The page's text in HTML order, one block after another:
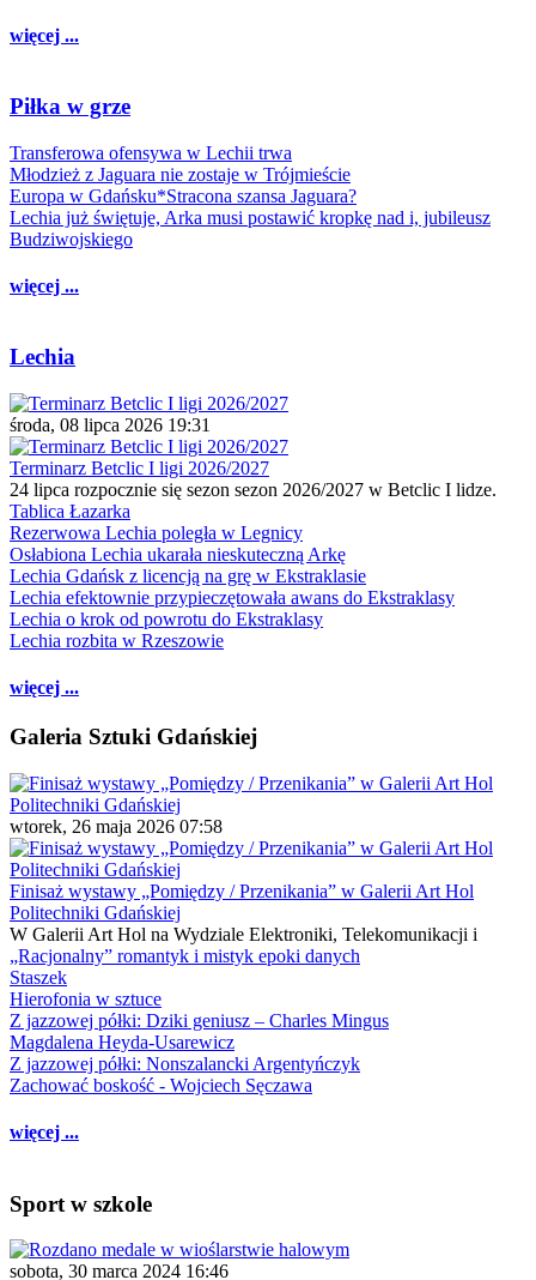
więcej ...
Piłka w grze
Transferowa ofensywa w Lechii trwa
Młodzież z Jaguara nie zostaje w Trójmieście
Europa w Gdańsku*Stracona szansa Jaguara?
Lechia już świętuje, Arka musi postawić kropkę nad i, jubileusz
Budziwojskiego
więcej ...
Lechia
środa, 08 lipca 2026 19:31
Terminarz Betclic I ligi 2026/2027
24 lipca rozpocznie się sezon sezon 2026/2027 w Betclic I lidze.
Tablica Łazarka
Rezerwowa Lechia poległa w Legnicy
Osłabiona Lechia ukarała nieskuteczną Arkę
Lechia Gdańsk z licencją na grę w Ekstraklasie
Lechia efektownie przypieczętowała awans do Ekstraklasy
Lechia o krok od powrotu do Ekstraklasy
Lechia rozbita w Rzeszowie
więcej ...
Galeria Sztuki Gdańskiej
wtorek, 26 maja 2026 07:58
Finisaż wystawy „Pomiędzy / Przenikania” w Galerii Art Hol
Politechniki Gdańskiej
W Galerii Art Hol na Wydziale Elektroniki, Telekomunikacji i
„Racjonalny” romantyk i mistyk epoki danych
Staszek
Hierofonia w sztuce
Z jazzowej półki: Dziki geniusz – Charles Mingus
Magdalena Heyda-Usarewicz
Z jazzowej półki: Nonszalancki Argentyńczyk
Zachować boskość - Wojciech Sęczawa
więcej ...
Sport w szkole
sobota, 30 marca 2024 16:46